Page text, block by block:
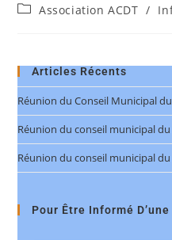
Association ACDT /
Articles Récents
Réunion du Conseil Municipal
Réunion du conseil municipal du
Réunion du conseil municipal du
Pour Être Informé